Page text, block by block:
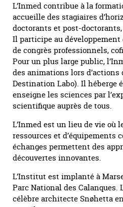
L’Inmed contribue à la
accueille des stagiaires
doctorants et post-
Il participe au
de congrès professionnels,
Pour un plus large public,
des animations lors
Destination Labo). Il héberge
enseigne les sciences par
scientifique auprès de tous.
L’Inmed est un lieu de vie où
ressources et d’équipements
échanges permettent des
découvertes innovantes.
L’Institut est implanté à
Parc National des Calanques.
célèbre architecte Snøhetta